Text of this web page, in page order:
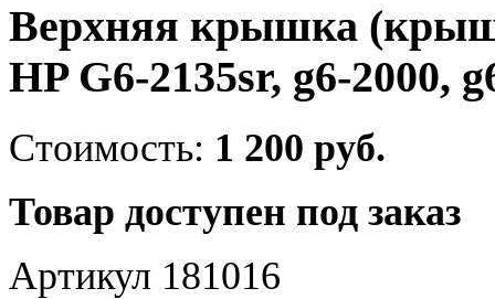
Верхняя крышка
HP G6-2135sr, g6-2000,
Стоимость: 1 200 руб.
Товар доступен под заказ
Артикул 181016